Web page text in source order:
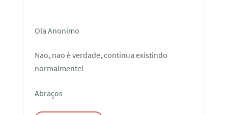
Ola Anonimo
Nao, nao è verdade, continua existindo
normalmente!
Abraços